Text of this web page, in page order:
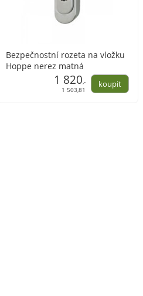
Bezpečnostní rozeta na vložku
Hoppe nerez matná
1 820,-
1 503,81